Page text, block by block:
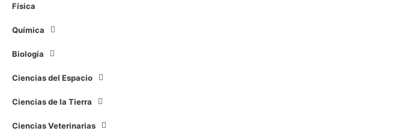
Física
Química
Biología
Ciencias del Espacio
Ciencias de la Tierra
Ciencias Veterinarias